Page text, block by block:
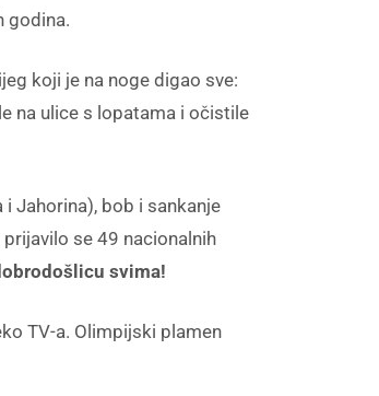
godina.
koji je na noge digao sve:
na ulice s lopatama i očistile
Jahorina), bob i sankanje
se 49 nacionalnih
svima!
TV-a. Olimpijski plamen